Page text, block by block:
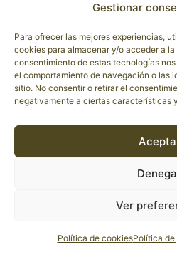
Gestionar
Para ofrecer las mejores experiencias,
cookies para almacenar y/o acceder a
consentimiento de estas tecnologías
el comportamiento de navegación o las
sitio. No consentir o retirar el
negativamente a ciertas características
Ver
Política de cookiesPolítica